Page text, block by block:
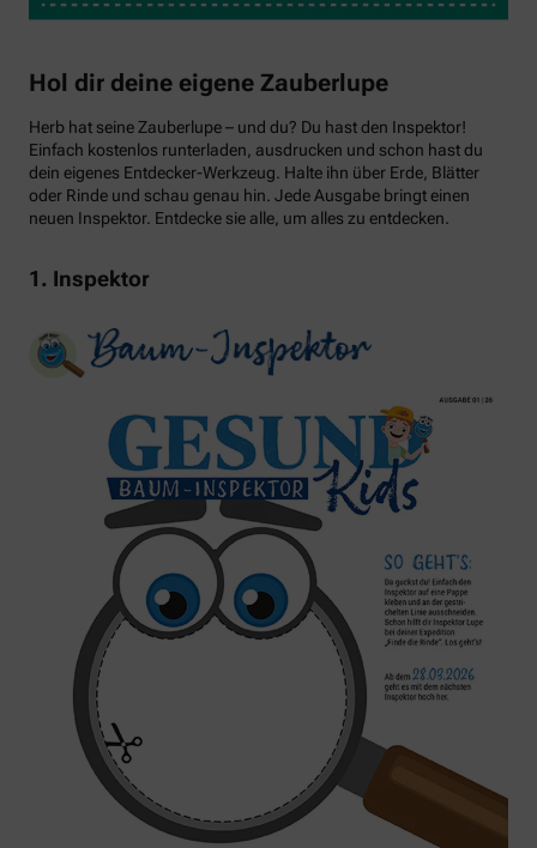
Hol dir deine eigene Zauberlupe
Herb hat seine Zauberlupe – und du? Du hast den Inspektor!
Einfach kostenlos runterladen, ausdrucken und schon hast du
dein eigenes Entdecker-Werkzeug. Halte ihn über Erde, Blätter
oder Rinde und schau genau hin. Jede Ausgabe bringt einen
neuen Inspektor. Entdecke sie alle, um alles zu entdecken.
1. Inspektor